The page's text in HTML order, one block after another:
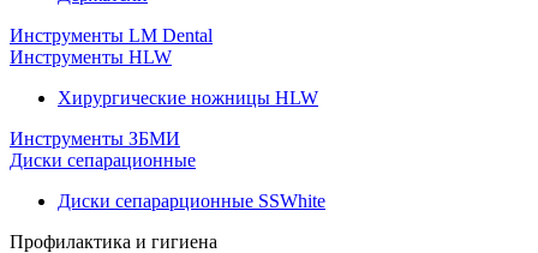
Инструменты LM Dental
Инструменты HLW
Хирургические ножницы HLW
Инструменты ЗБМИ
Диски сепарационные
Диски сепарарционные SSWhite
Профилактика и гигиена